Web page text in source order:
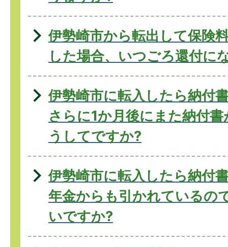
伊勢崎市から転出して保険
した場合、いつごろ還付に
伊勢崎市に転入したら納付
さらに1か月後にまた納付
うしてですか?
伊勢崎市に転入したら納付
年金からも引かれているの
いですか?